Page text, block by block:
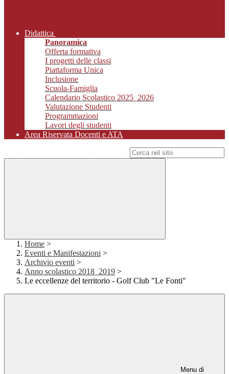
Didattica
Panoramica
Offerta formativa
I progetti delle classi
Piattaforma Unica
Inclusione
Scuola-Famiglia
Calendario Scolastico 2025_2026
Valutazione Studenti
Programmazioni
Lavori degli studenti
Area Riservata Docenti e ATA
Home >
Eventi e Manifestazioni >
Archivio eventi >
Anno scolastico 2018_2019 >
Le eccellenze del territorio - Golf Club "Le Fonti"
Menu di